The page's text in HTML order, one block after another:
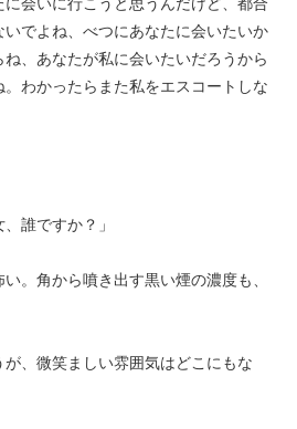
でよね、べつにあなたに会いたいか
、あなたが私に会いたいだろうから
わかったらまた私をエスコートしな
誰ですか？」
。角から噴き出す黒い煙の濃度も、
、微笑ましい雰囲気はどこにもな